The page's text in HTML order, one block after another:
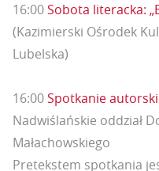
16:00Sobota literacka:
(Kazimierski Ośrodek
Lubelska)
16:00Spotkanie
Nadwiślańskie oddział
Małachowskiego
Pretekstem spotkania